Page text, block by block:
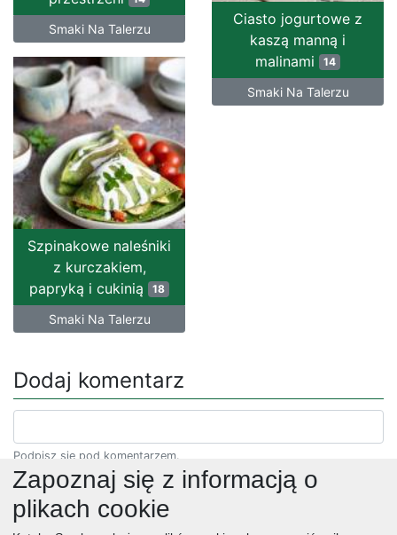
Smaki Na Talerzu
Ciasto jogurtowe z
kaszą manną i
malinami 14
Smaki Na Talerzu
Szpinakowe naleśniki
z kurczakiem,
papryką i cukinią 18
Smaki Na Talerzu
Dodaj komentarz
Podpisz się pod komentarzem.
Zapoznaj się z informacją o
plikach cookie